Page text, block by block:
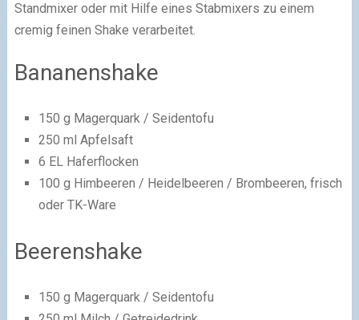
Standmixer oder mit Hilfe eines Stabmixers zu einem
cremig feinen Shake verarbeitet.
Bananenshake
150 g Magerquark / Seidentofu
250 ml Apfelsaft
6 EL Haferflocken
100 g Himbeeren / Heidelbeeren / Brombeeren, frisch
oder TK-Ware
Beerenshake
150 g Magerquark / Seidentofu